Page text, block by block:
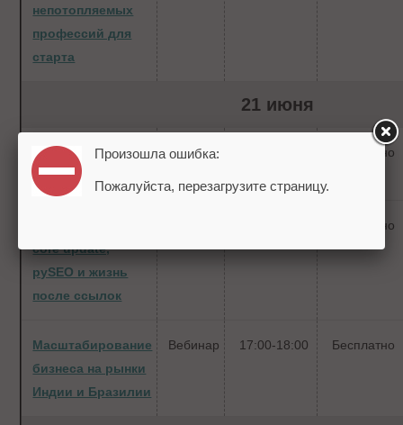
непотопляемых
профессий для
старта
21 июня
Digital-маркетинг
в летний сезон
Вебинар Бесплатно
core update,
руSEO и жизнь
после ссылок
Бесплатно
Масштабирование
бизнеса на рынки
Индии и Бразилии
Вебинар 17:00-18:00 Бесплатно
Произошла ошибка:
Пожалуйста, перезагрузите страницу.